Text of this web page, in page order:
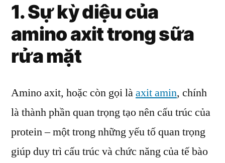
1. Sự kỳ diệu của
amino axit trong sữa
rửa mặt
Amino axit, hoặc còn gọi làaxit amin, chính
là thành phần quan trọng tạo nên cấu trúc của
protein – một trong những yếu tố quan trọng
giúp duy trì cấu trúc và chức năng của tế bào